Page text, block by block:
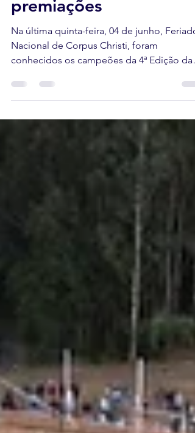
Futsal - Campeões e
premiações
Na última quinta-feira, 04 de junho, Feriado
conhecidos os campeões da 4ª Edição da
Copa Point JP de Futsal em Santa Augusta,
às margens da ERS-265. Um grande público
prestigiou decisões eletrizantes em todas
categorias. Confira os resultados e a
completa da premiação. Final - 04/06/2026
(Quinta-Feira / Feriado Nacional) 1º Jogo:
Bergmann 1 x 1 Schmalfuss (Pênaltis 7 x 6) -
Semifinal do Entre Famílias Gol da Família